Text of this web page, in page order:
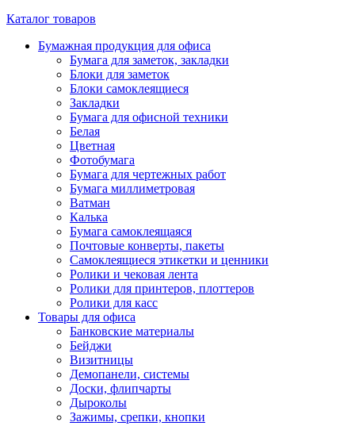
Каталог товаров
Бумажная продукция для офиса
Бумага для заметок, закладки
Блоки для заметок
Блоки самоклеящиеся
Закладки
Бумага для офисной техники
Белая
Цветная
Фотобумага
Бумага для чертежных работ
Бумага миллиметровая
Ватман
Калька
Бумага самоклеящаяся
Почтовые конверты, пакеты
Самоклеящиеся этикетки и ценники
Ролики и чековая лента
Ролики для принтеров, плоттеров
Ролики для касс
Товары для офиса
Банковские материалы
Бейджи
Визитницы
Демопанели, системы
Доски, флипчарты
Дыроколы
Зажимы, срепки, кнопки